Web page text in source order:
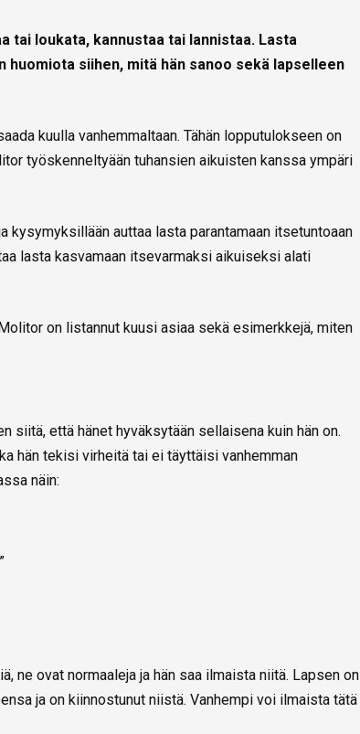
tai loukata, kannustaa tai lannistaa. Lasta
siihen, mitä hän sanoo sekä lapselleen
kuulla vanhemmaltaan. Tähän lopputulokseen on
työskenneltyään tuhansien aikuisten kanssa ympäri
kysymyksillään auttaa lasta parantamaan itsetuntoaan
lasta kasvamaan itsevarmaksi aikuiseksi alati
on listannut kuusi asiaa sekä esimerkkejä, miten
siitä, että hänet hyväksytään sellaisena kuin hän on.
hän tekisi virheitä tai ei täyttäisi vanhemman
näin:
ne ovat normaaleja ja hän saa ilmaista niitä. Lapsen on
ja on kiinnostunut niistä. Vanhempi voi ilmaista tätä